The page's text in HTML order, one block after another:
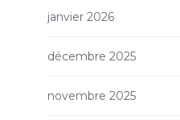
janvier 2026
décembre 2025
novembre 2025